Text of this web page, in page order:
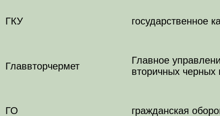
ГКУ государственное
Главвторчермет
Главное
вторичных черных
ГО гражданская